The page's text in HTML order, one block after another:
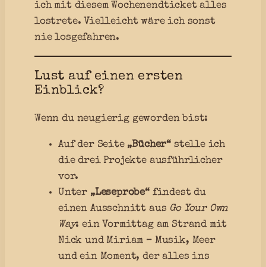
ich mit diesem Wochenendticket alles
lostrete. Vielleicht wäre ich sonst
nie losgefahren.
Lust auf einen ersten
Einblick?
Wenn du neugierig geworden bist:
Auf der Seite „Bücher“ stelle ich
die drei Projekte ausführlicher
vor.
Unter „Leseprobe“findest du
einen Ausschnitt aus Go Your Own
Way: ein Vormittag am Strand mit
Nick und Miriam – Musik, Meer
und ein Moment, der alles ins